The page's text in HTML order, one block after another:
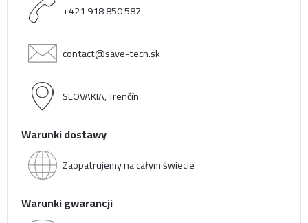
+421 918 850 587
contact@save-tech.sk
SLOVAKIA, Trenčín
Warunki dostawy
Zaopatrujemy na całym świecie
Warunki gwarancji